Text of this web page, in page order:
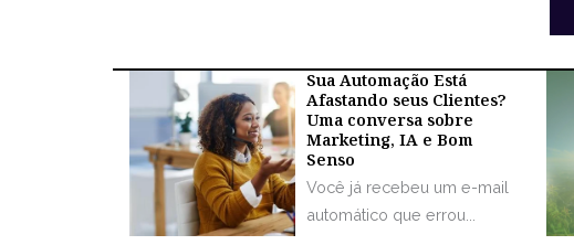
Sua Automação Está
Afastando seus Clientes?
Uma conversa sobre
Marketing, IA e Bom
Senso
Você já recebeu um e-mail
automático que errou...